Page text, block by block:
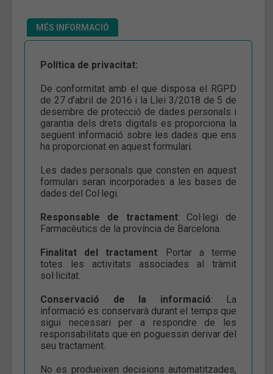
MÉS INFORMACIÓ
Política de privacitat:
De conformitat amb el que disposa el RGPD
de 27 d’abril de 2016 i la Llei 3/2018 de 5 de
desembre de protecció de dades personals i
garantia dels drets digitals es proporciona la
següent informació sobre les dades que ens
ha proporcionat en aquest formulari.
Les dades personals que consten en aquest
formulari seran incorporades a les bases de
dades del Col·legi.
Responsable de tractament: Col·legi de
Farmacèutics de la província de Barcelona.
Finalitat del tractament: Portar a terme
totes les activitats associades al tràmit
sol·licitat.
Conservació de la informació: La
informació es conservarà durant el temps que
sigui necessari per a respondre de les
responsabilitats que en poguessin derivar del
seu tractament.
No es produeixen decisions automatitzades,